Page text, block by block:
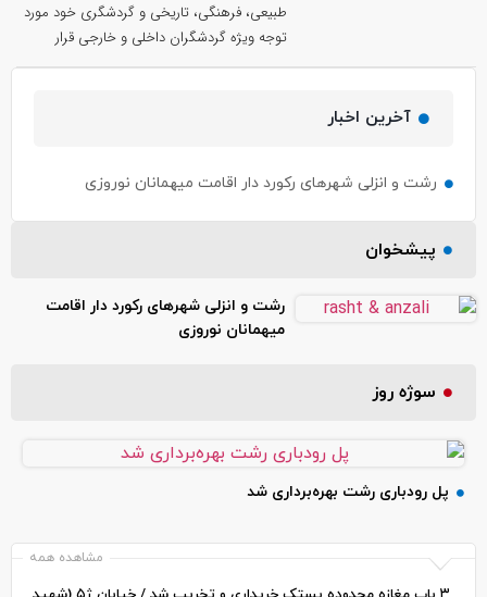
طبیعی، فرهنگی، تاریخی و گردشگری خود مورد
توجه ویژه گردشگران داخلی و خارجی قرار
آخرین اخبار
رشت و انزلی شهرهای رکورد دار اقامت میهمانان نوروزی
پیشخوان
رشت و انزلی شهرهای رکورد دار اقامت
میهمانان نوروزی
سوژه روز
پل رودباری رشت بهره‌برداری شد
مشاهده همه